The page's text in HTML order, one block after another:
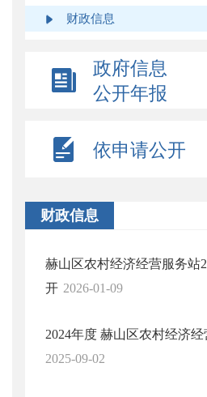
财政信息
政府信息
公开年报
依申请公开
财政信息
赫山区农村经济经营服务站
开 2026-01-09
2024年度 赫山区农村经济
2025-09-02